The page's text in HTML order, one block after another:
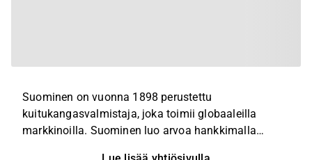
Suominen on vuonna 1898 perustettu
kuitukangasvalmistaja, joka toimii globaaleilla
markkinoilla. Suominen luo arvoa hankkimalla